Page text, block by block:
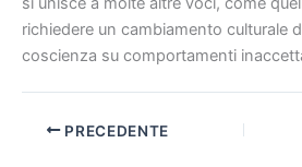
richiedere un cambiamento culturale
coscienza su comportamenti
PRECEDENTE